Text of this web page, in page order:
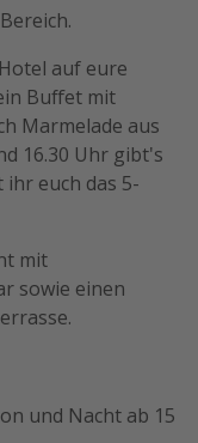
auf eure
Buffet mit
Marmelade aus
16.30 Uhr gibt's
euch das 5-
mit
sowie einen
und Nacht ab 15